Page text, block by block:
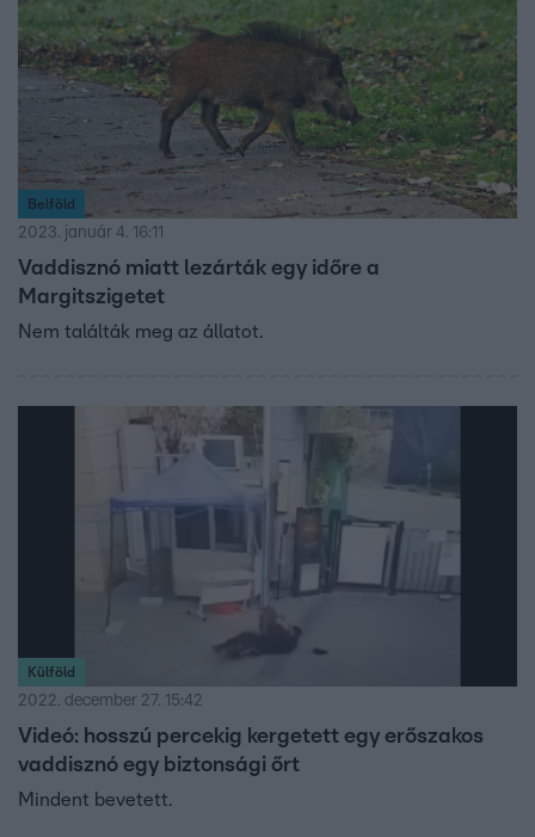
Belföld
2023. január 4. 16:11
Vaddisznó miatt lezárták egy időre a
Margitszigetet
Nem találták meg az állatot.
Külföld
2022. december 27. 15:42
Videó: hosszú percekig kergetett egy erőszakos
vaddisznó egy biztonsági őrt
Mindent bevetett.